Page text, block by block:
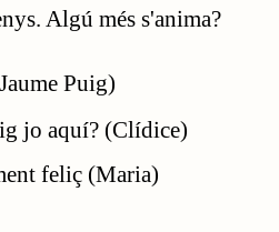
Algú més s'anima?
Puig)
jo aquí? (Clídice)
feliç (Maria)